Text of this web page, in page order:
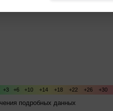
подробных данных